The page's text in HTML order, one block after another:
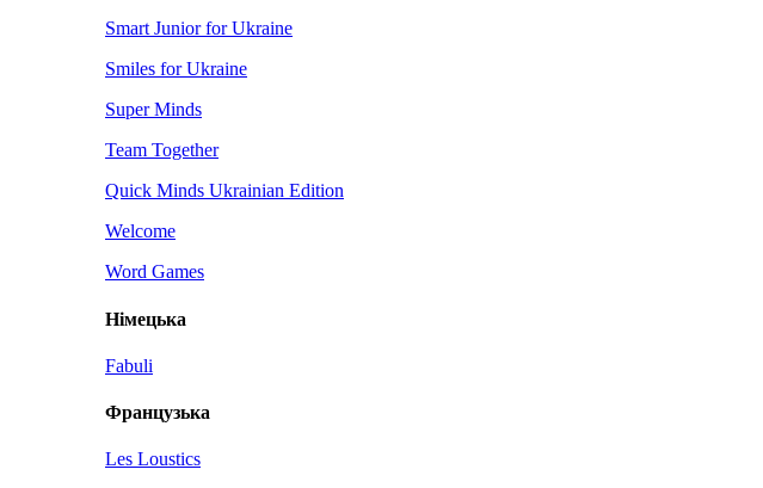
Smart Junior for Ukraine
Smiles for Ukraine
Super Minds
Team Together
Quick Minds Ukrainian Edition
Welcome
Word Games
Німецька
Fabuli
Французька
Les Loustics